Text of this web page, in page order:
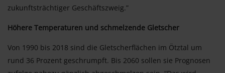
zukunftsträchtiger Geschäftszweig.”
Höhere Temperaturen und schmelzende Gletscher
Von 1990 bis 2018 sind die Gletscherflächen im Ötztal um
rund 36 Prozent geschrumpft. Bis 2060 sollen sie Prognosen